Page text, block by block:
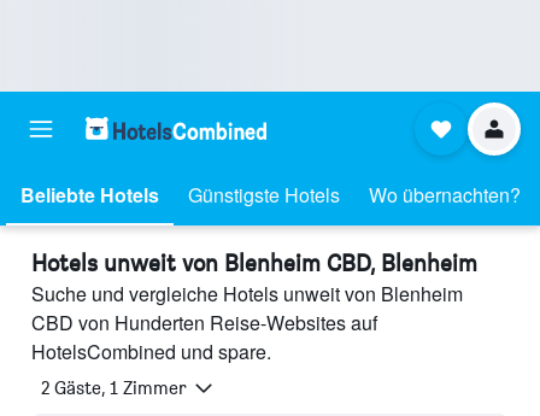
Beliebte Hotels Günstigste Hotels Wo übernachten?
Hotels unweit von Blenheim CBD, Blenheim
Suche und vergleiche Hotels unweit von Blenheim
CBD von Hunderten Reise-Websites auf
HotelsCombined und spare.
2 Gäste, 1 Zimmer